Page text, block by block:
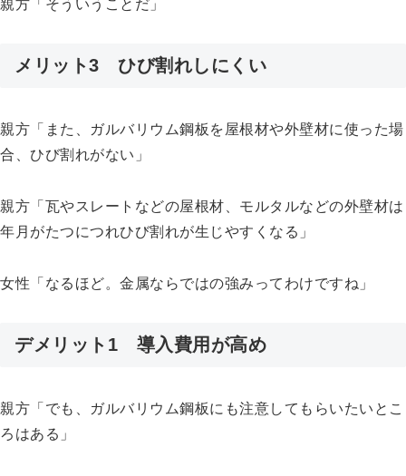
親方「そういうことだ」
メリット3 ひび割れしにくい
親方「また、ガルバリウム鋼板を屋根材や外壁材に使った場
合、ひび割れがない」
親方「瓦やスレートなどの屋根材、モルタルなどの外壁材は
年月がたつにつれひび割れが生じやすくなる」
女性「なるほど。金属ならではの強みってわけですね」
デメリット1 導入費用が高め
親方「でも、ガルバリウム鋼板にも注意してもらいたいとこ
ろはある」